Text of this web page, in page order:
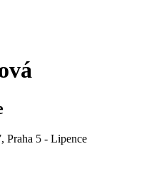
Praha 5 - Lipence